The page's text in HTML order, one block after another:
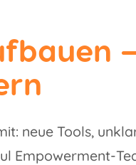
neue Tools,
Empowerment-